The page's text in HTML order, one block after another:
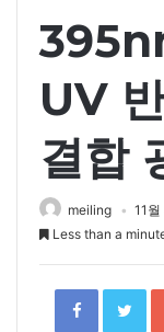
UV
결합
meiling 11
Less than a
Facebook